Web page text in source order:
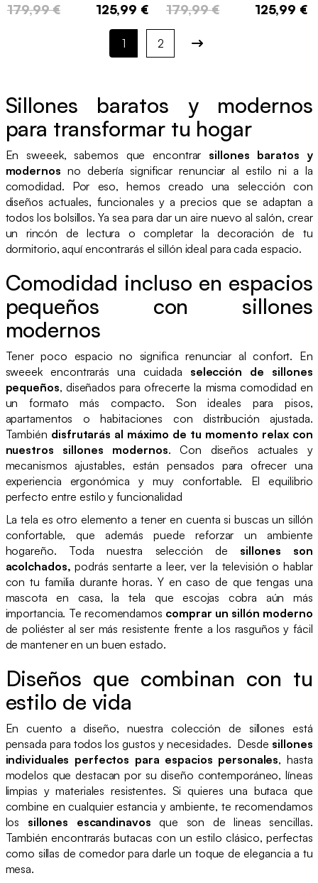
179,99 € 125,99 € 179,99 € 125,99 €
1 2
Sillones baratos y modernos
para transformar tu hogar
En sweeek, sabemos que encontrar sillones baratos y
modernos no debería significar renunciar al estilo ni a la
comodidad. Por eso, hemos creado una selección con
diseños actuales, funcionales y a precios que se adaptan a
todos los bolsillos. Ya sea para dar un aire nuevo al salón, crear
un rincón de lectura o completar la decoración de tu
dormitorio, aquí encontrarás el sillón ideal para cada espacio.
Comodidad incluso en espacios
pequeños con sillones
modernos
Tener poco espacio no significa renunciar al confort. En
sweeek encontrarás una cuidada selección de sillones
pequeños, diseñados para ofrecerte la misma comodidad en
un formato más compacto. Son ideales para pisos,
apartamentos o habitaciones con distribución ajustada.
También disfrutarás al máximo de tu momento relax con
nuestros sillones modernos. Con diseños actuales y
mecanismos ajustables, están pensados para ofrecer una
experiencia ergonómica y muy confortable. El equilibrio
perfecto entre estilo y funcionalidad
La tela es otro elemento a tener en cuenta si buscas un sillón
confortable, que además puede reforzar un ambiente
hogareño. Toda nuestra selección de sillones son
acolchados,podrás sentarte a leer, ver la televisión o hablar
con tu familia durante horas. Y en caso de que tengas una
mascota en casa, la tela que escojas cobra aún más
importancia. Te recomendamos comprar un sillón moderno
de poliéster al ser más resistente frente a los rasguños y fácil
de mantener en un buen estado.
Diseños que combinan con tu
estilo de vida
En cuento a diseño, nuestra colección de sillones está
pensada para todos los gustos y necesidades. Desde sillones
individuales perfectos para espacios personales, hasta
modelos que destacan por su diseño contemporáneo, líneas
limpias y materiales resistentes. Si quieres una butaca que
combine en cualquier estancia y ambiente, te recomendamos
los sillones escandinavos que son de lineas sencillas.
También encontrarás butacas con un estilo clásico, perfectas
como sillas de comedor para darle un toque de elegancia a tu
mesa.